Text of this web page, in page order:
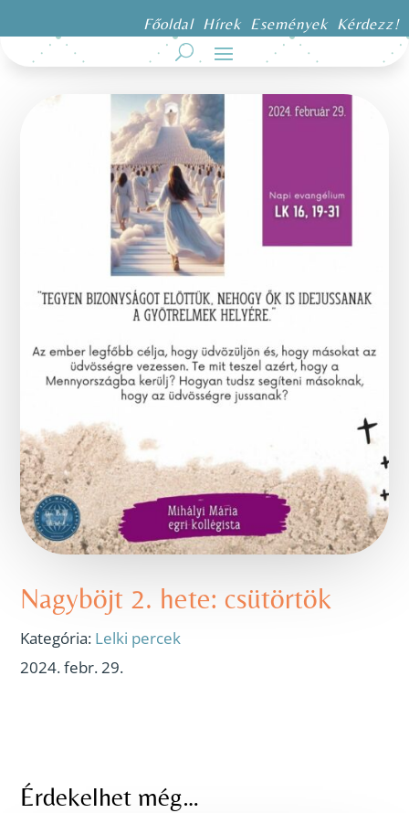
Főoldal Hírek Események Kérdezz!
Nagyböjt 2. hete: csütörtök
Kategória: Lelki percek
2024. febr. 29.
Érdekelhet még…